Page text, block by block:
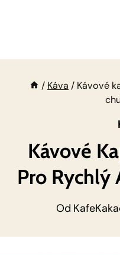
/ Káva / Kávové
Kávové
Pro Rychlý
Od